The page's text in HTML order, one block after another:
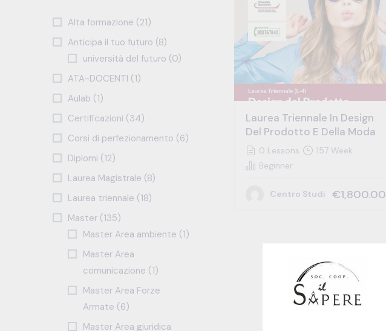
Alta formazione (21)
Anticipa il tuo futuro (8)
università del futuro (0)
ATA-DOCENTI (1)
Aulab (1)
Certificazioni (34)
Corsi di perfezionamento (6)
Diplomi (12)
Laurea Magistrale (8)
Laurea triennale (18)
Master (135)
Master Area ambiente (1)
Master Area
comunicazione (1)
Master Area Forze
Armate (6)
Master Area giuridica
Laurea Triennale In Design
Del Prodotto E Della Moda
0 Lessons
157 Week
Beginner
Centro Studi €1,800.00